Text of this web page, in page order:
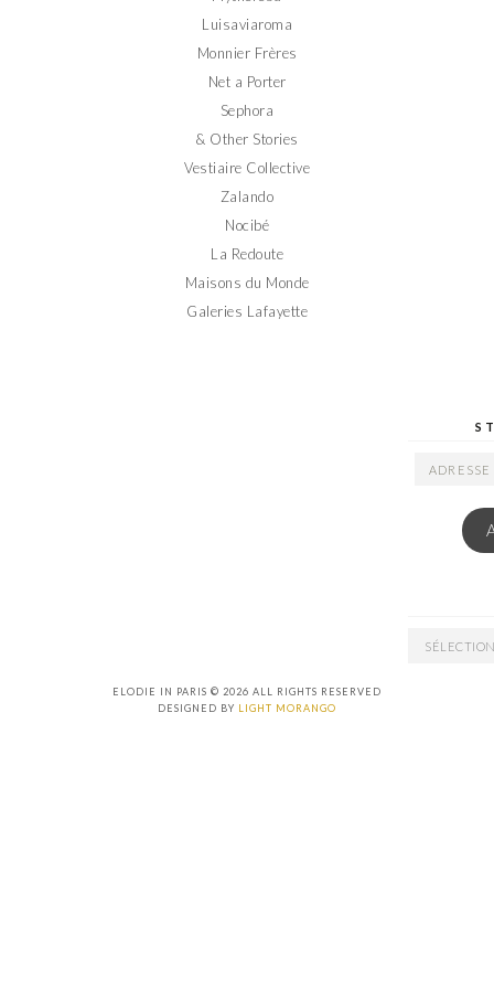
Luisaviaroma
Monnier Frères
Net a Porter
Sephora
& Other Stories
Vestiaire Collective
Zalando
Nocibé
La Redoute
Maisons du Monde
Galeries Lafayette
ADRESSE
ARCHIVES
ELODIE IN PARIS © 2026 ALL RIGHTS RESERVED
DESIGNED BY LIGHT MORANGO